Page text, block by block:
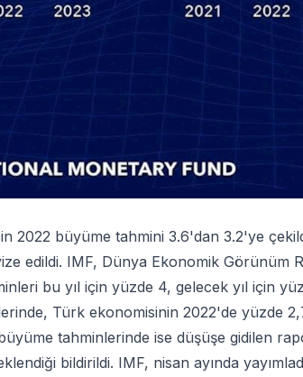
2022 büyüme tahmini 3.6'dan 3.2'ye
edildi. IMF, Dünya Ekonomik Görünüm
bu yıl için yüzde 4, gelecek yıl için
Türk ekonomisinin 2022'de yüzde
tahminlerinde ise düşüşe gidilen
bildirildi. IMF, nisan ayında